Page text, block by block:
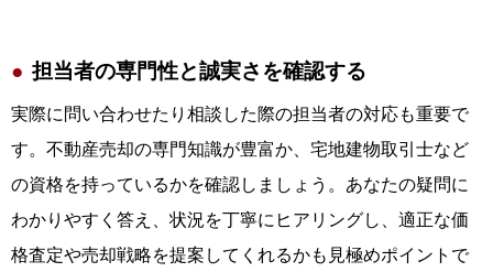
担当者の専門性と誠実さを確認する
実際に問い合わせたり相談した際の担当者の対応も重要で
す。不動産売却の専門知識が豊富か、宅地建物取引士など
の資格を持っているかを確認しましょう。あなたの疑問に
わかりやすく答え、状況を丁寧にヒアリングし、適正な価
格査定や売却戦略を提案してくれるかも見極めポイントで